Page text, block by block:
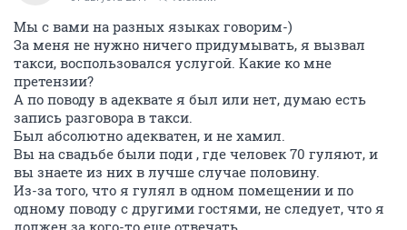
Мы с вами на разных языках говорим-)
За меня не нужно ничего придумывать, я вызвал
такси, воспользовался услугой. Какие ко мне
претензии?
А по поводу в адеквате я был или нет, думаю есть
запись разговора в такси.
Был абсолютно адекватен, и не хамил.
Вы на свадьбе были поди , где человек 70 гуляют, и
вы знаете из них в лучше случае половину.
Из-за того, что я гулял в одном помещении и по
одному поводу с другими гостями, не следует, что я
должен за кого-то еще отвечать.